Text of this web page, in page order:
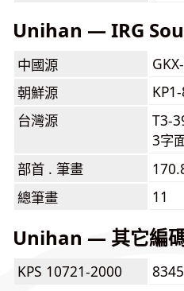
Unihan — IRG
中國源
朝鮮源
台灣源
T3-
3字
部首 . 筆畫
總筆畫
11
Unihan — 其它編
KPS 10721-2000 8345